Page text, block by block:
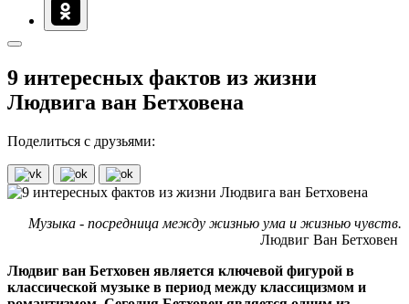
9 интересных фактов из жизни
Людвига ван Бетховена
Поделиться с друзьями:
Музыка - посредница между жизнью ума и жизнью чувств.
Людвиг Ван Бетховен
Людвиг ван Бетховен является ключевой фигурой в
классической музыке в период между классицизмом и